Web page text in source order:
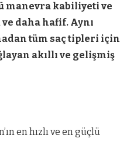
manevra kabiliyeti ve
daha hafif. Aynı
tüm saç tipleri için
akıllı ve gelişmiş
en hızlı ve en güçlü